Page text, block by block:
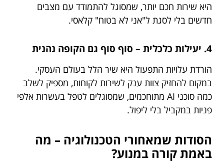
היא שירות חכם יותר, שמסוגל להתמודד עם מצבים
חדשים בלי לסגת ל"אני לא בטוח" קלאסי.
4. יעילות כלכלית – סוף סוף גם הקופה נהנית
הורדת עלויות התפעול היא שיר הלל בעולם העסקי.
במקום להחזיק צוות ענק לשירות לקוחות, מספיק לשלב
כמה סוכני AI מתוחכמים, שמסוגלים לטפל בעשרות אלפי
פניות במקביל בלי ליפול.
הסודות שמאחורי הטכנולוגיה – מה
באמת קורה במנוע?